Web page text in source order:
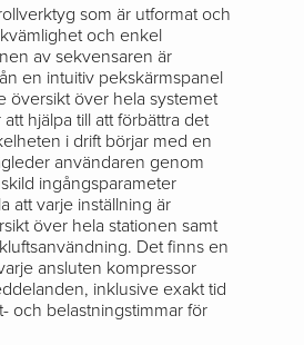
som är utformat och
och enkel
av sekvensaren är
en intuitiv pekskärmspanel
översikt över hela systemet
hjälpa till att förbättra det
i drift börjar med en
användaren genom
ingångsparameter
att varje inställning är
över hela stationen samt
Det finns en
ansluten kompressor
inklusive exakt tid
och belastningstimmar för